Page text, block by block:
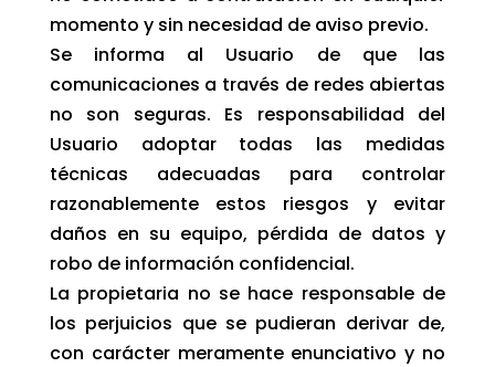
momento y sin necesidad de aviso previo.
Se informa al Usuario de que las
comunicaciones a través de redes abiertas
no son seguras. Es responsabilidad del
Usuario adoptar todas las medidas
técnicas adecuadas para controlar
razonablemente estos riesgos y evitar
daños en su equipo, pérdida de datos y
robo de información confidencial.
La propietaria no se hace responsable de
los perjuicios que se pudieran derivar de,
con carácter meramente enunciativo y no